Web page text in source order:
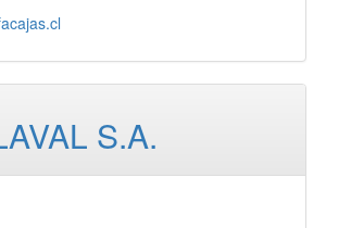
S.A.